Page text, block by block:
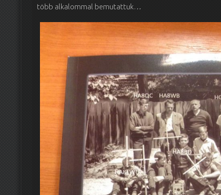
több alkalommal bemutattuk…